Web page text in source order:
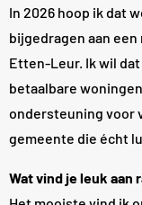
In 2026 hoop ik dat
bijgedragen aan
Etten-Leur. Ik wil
betaalbare
ondersteuning voor
gemeente die écht
Wat vind je leuk aan